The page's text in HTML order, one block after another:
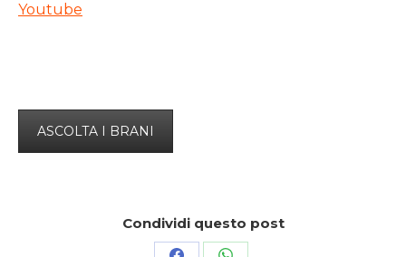
Youtube
ASCOLTA I BRANI
Condividi questo post